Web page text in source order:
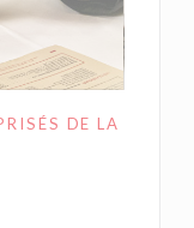
DE LA